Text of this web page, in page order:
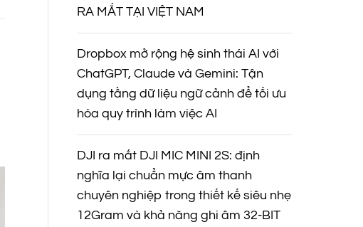
RA MẮT TẠI VIỆT NAM
Dropbox mở rộng hệ sinh thái AI với
ChatGPT, Claude và Gemini: Tận
dụng tầng dữ liệu ngữ cảnh để tối ưu
hóa quy trình làm việc AI
DJI ra mắt DJI MIC MINI 2S: định
nghĩa lại chuẩn mực âm thanh
chuyên nghiệp trong thiết kế siêu nhẹ
12Gram và khả năng ghi âm 32-BIT